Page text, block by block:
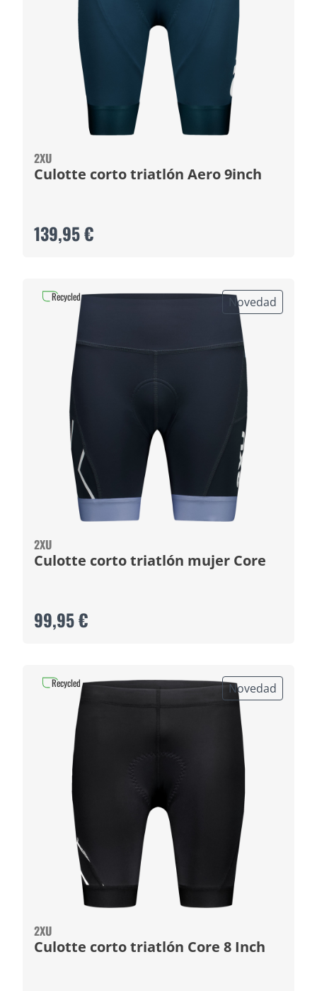
2XU
Culotte corto triatlón Aero 9inch
139,95 €
Novedad
2XU
Culotte corto triatlón mujer Core
99,95 €
Recycled
Novedad
2XU
Culotte corto triatlón Core 8 Inch
Recycled